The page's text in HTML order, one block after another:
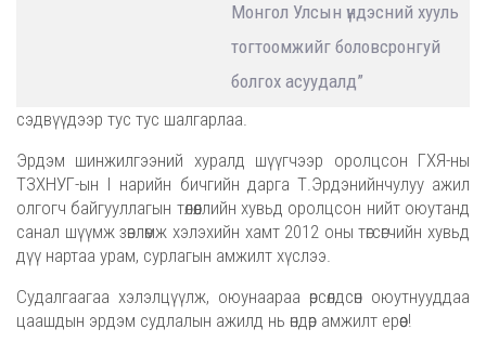
Монгол Улсын үндэсний хууль
тогтоомжийг боловсронгуй
болгох асуудалд”
сэдвүүдээр тус тус шалгарлаа.
Эрдэм шинжилгээний хуралд шүүгчээр оролцсон ГХЯ-ны
ТЗХНУГ-ын I нарийн бичгийн дарга Т.Эрдэнийнчулуу ажил
олгогч байгууллагын төлөөллийн хувьд оролцсон нийт оюутанд
санал шүүмж зөвлөмж хэлэхийн хамт 2012 оны төгсөгчийн хувьд
дүү нартаа урам, сурлагын амжилт хүслээ.
Судалгаагаа хэлэлцүүлж, оюунаараа өрсөлдсөн оюутнууддаа
цаашдын эрдэм судлалын ажилд нь өндөр амжилт ерөөе!